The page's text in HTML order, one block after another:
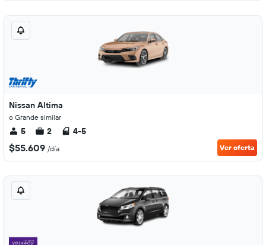
Nissan Altima
o Grande similar
5 2 4-5
$55.609 /día Ver oferta